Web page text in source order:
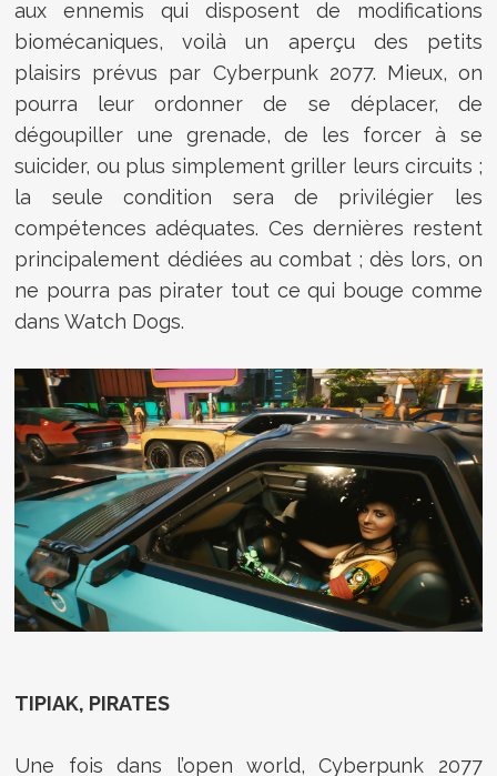
aux ennemis qui disposent de modifications
biomécaniques, voilà un aperçu des petits
plaisirs prévus par Cyberpunk 2077. Mieux, on
pourra leur ordonner de se déplacer, de
dégoupiller une grenade, de les forcer à se
suicider, ou plus simplement griller leurs circuits ;
la seule condition sera de privilégier les
compétences adéquates. Ces dernières restent
principalement dédiées au combat ; dès lors, on
ne pourra pas pirater tout ce qui bouge comme
dans Watch Dogs.
TIPIAK, PIRATES
Une fois dans l’open world, Cyberpunk 2077